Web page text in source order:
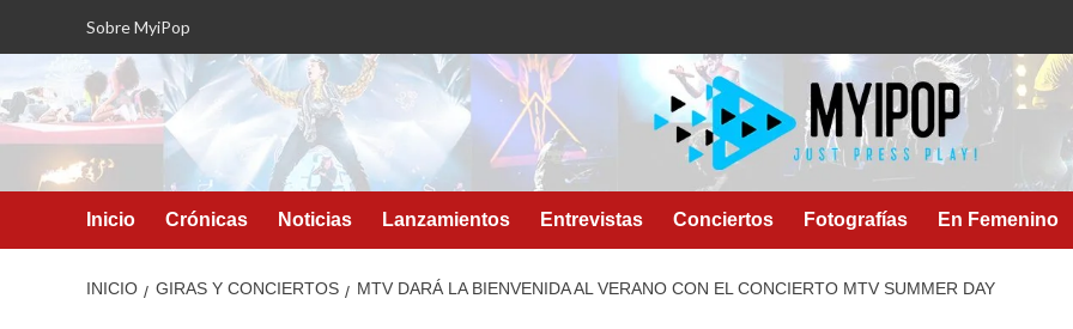
Sobre MyiPop
Inicio Crónicas Noticias Lanzamientos Entrevistas Conciertos Fotografías En Femenino
INICIO GIRAS Y CONCIERTOS MTV DARÁ LA BIENVENIDA AL VERANO CON EL CONCIERTO MTV SUMMER DAY